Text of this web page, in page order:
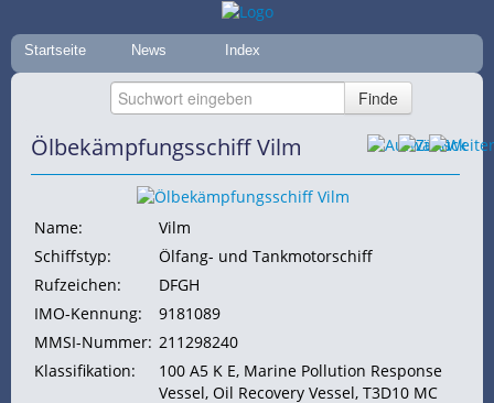
Startseite News Index
Ölbekämpfungsschiff Vilm
Name:
Vilm
Schiffstyp:
Ölfang- und Tankmotorschiff
Rufzeichen:
DFGH
IMO-Kennung:
9181089
MMSI-Nummer: 211298240
Klassifikation:
100 A5 K E, Marine Pollution Response
Vessel, Oil Recovery Vessel, T3D10 MC